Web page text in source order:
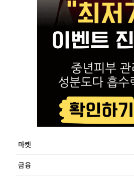
마켓
금융